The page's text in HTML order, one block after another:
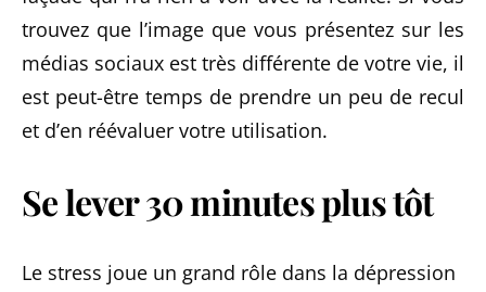
trouvez que l’image que vous présentez sur les
médias sociaux est très différente de votre vie, il
est peut-être temps de prendre un peu de recul
et d’en réévaluer votre utilisation.
Se lever 30 minutes plus tôt
Le stress joue un grand rôle dans la dépression